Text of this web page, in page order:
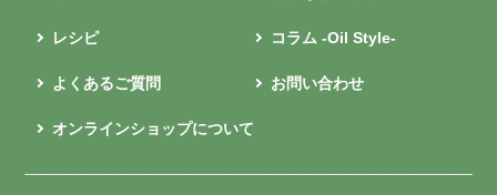
レシピ コラム -Oil Style-
よくあるご質問 お問い合わせ
オンラインショップについて